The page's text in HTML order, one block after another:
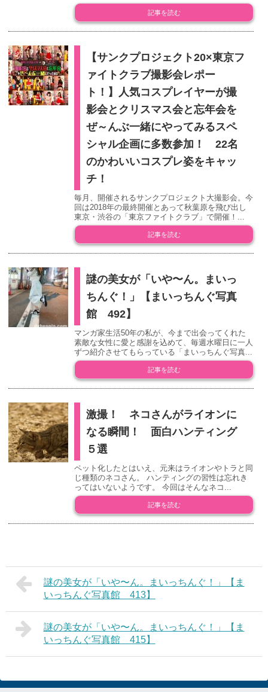
記事を読む
【サンクプロジェクト20×東京フ
ァイトクラブ撮影会レポー
ト！】人気コスプレイヤーが撮
影会とクリスマス会と忘年会を
ぜ～んぶ一緒にやってみるスペ
シャル企画に多数参加！ 22名
のかわいいコスプレ姿をキャッ
チ！
毎月、開催されるサンクプロジェクト大撮影会。今
回は2018年の最終開催とあって秋葉原を飛び出し
東京・渋谷の「東京ファイトクラブ」で開催！...
記事を読む
謎の美女が「いや〜ん。まいっ
ちんぐ！」【まいっちんぐ写真
館 492】
マンガ家生活50年の私が、今まで出会ってくれた
素敵な女性に愛と感謝を込めて、毎週水曜日に一人
ずつ紹介させてもらっている「まいっちんぐ写真...
記事を読む
激撮！ ネコさんがライオンに
なる瞬間！ 面白ハンティング
５選
ペット化したとはいえ、元来はライオンやトラと同
じ種類のネコさん。 ハンティングの習性は忘れき
ってはいないようです。 今回はそんなネコ...
記事を読む
謎の美女が「いや〜ん。まいっちんぐ！」【ま
いっちんぐ写真館 413】
謎の美女が「いや〜ん。まいっちんぐ！」【ま
いっちんぐ写真館 415】